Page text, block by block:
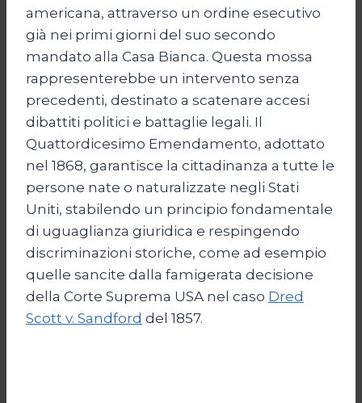
americana, attraverso un ordine esecutivo
già nei primi giorni del suo secondo
mandato alla Casa Bianca. Questa mossa
rappresenterebbe un intervento senza
precedenti, destinato a scatenare accesi
dibattiti politici e battaglie legali. Il
Quattordicesimo Emendamento, adottato
nel 1868, garantisce la cittadinanza a tutte le
persone nate o naturalizzate negli Stati
Uniti, stabilendo un principio fondamentale
di uguaglianza giuridica e respingendo
discriminazioni storiche, come ad esempio
quelle sancite dalla famigerata decisione
della Corte Suprema USA nel caso Dred
Scott v. Sandford del 1857.